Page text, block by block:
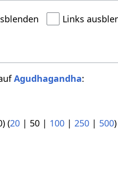
Links
Agudhagandha:
) (20 | 50 | 100 |250 | 500)